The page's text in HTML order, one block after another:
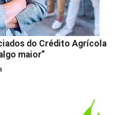
do Crédito Agrícola
maior”